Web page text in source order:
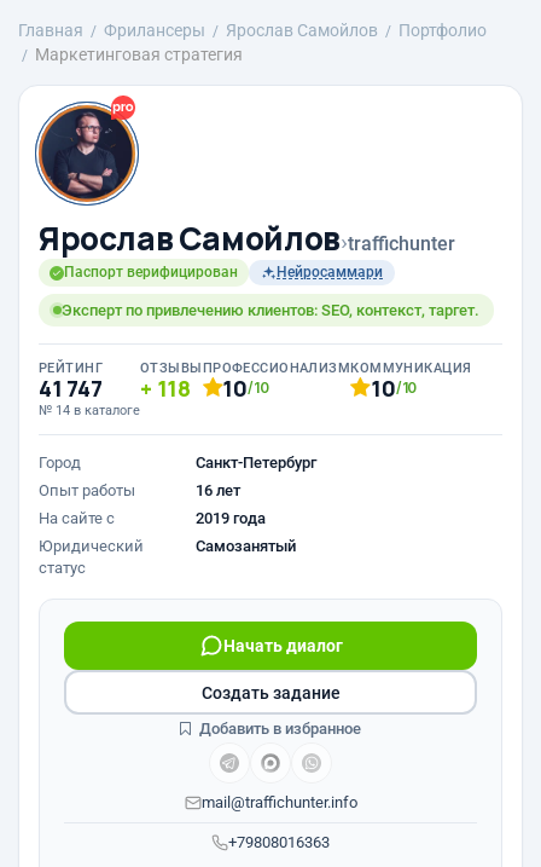
Главная Фрилансеры Ярослав Самойлов
Портфолио
Маркетинговая стратегия
Ярослав Самойлов›traffichunter
Паспорт верифицирован Нейросаммари
Эксперт по привлечению клиентов: SEO, контекст, таргет.
РЕЙТИНГ
41 747
№ 14 в каталоге
ОТЗЫВЫ
118
ПРОФЕССИОНАЛИЗМ
10/10
КОММУНИКАЦИЯ
10/10
Город
Санкт-Петербург
Опыт работы
16 лет
На сайте с
2019 года
Юридический
статус
Самозанятый
+79808016363
Начать диалог
mail@traffichunter.info
Создать задание
Добавить в избранное